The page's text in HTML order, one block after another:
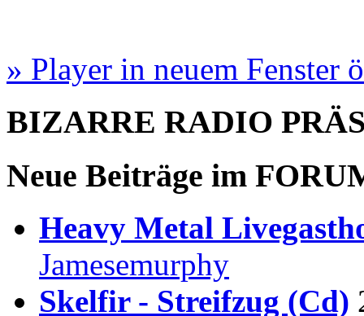
» Player in neuem Fenster
BIZARRE RADIO
Neue Beiträge im
Heavy Metal
Jamesemurphy
Skelfir - Streifzug (Cd)